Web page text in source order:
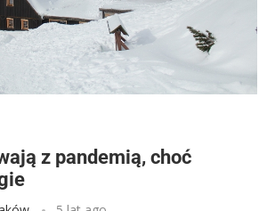
z pandemią, choć